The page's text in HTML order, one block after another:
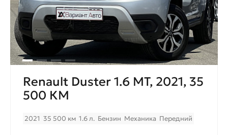
Renault Duster 1.6 MT, 2021, 35
500 КМ
2021 35 500 км 1.6 л. Бензин Механика Передний